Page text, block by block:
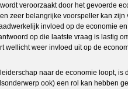
veroorzaakt door het gevoerde
zeer belangrijke voorspeller kan
invloed op de
op die laatste vraag is
wellicht weer invloed uit op de
naar de economie loopt,
ook) een rol kan hebben